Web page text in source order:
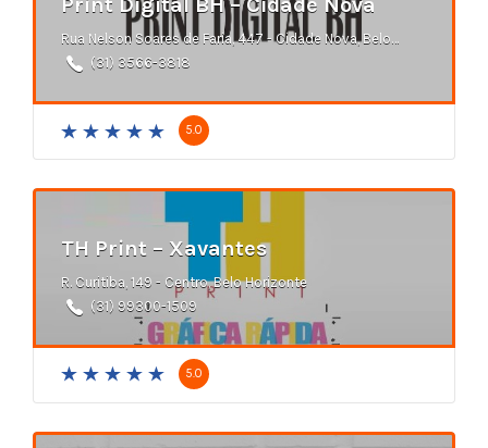
Print Digital BH – Cidade Nova
Rua Nelson Soares de Faria, 447 - Cidade Nova, Belo Horizonte - MG
(31) 3566-3818
5.0
TH Print – Xavantes
R. Curitiba, 149 - Centro, Belo Horizonte
(31) 99300-1509
5.0